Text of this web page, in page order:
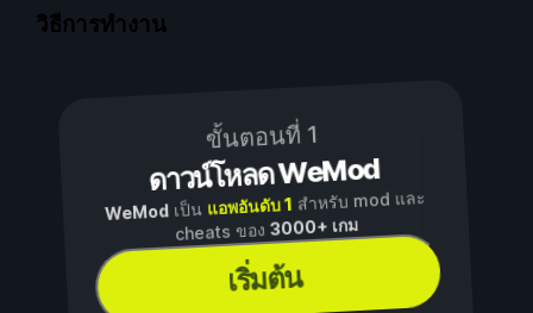
วิธีการทำงาน
ขั้นตอนที่ 1
ดาวน์โหลด WeMod
WeModเป็น แอพอันดับ 1 สำหรับ mod และ
cheats ของ3000+ เกม
เริ่มต้น